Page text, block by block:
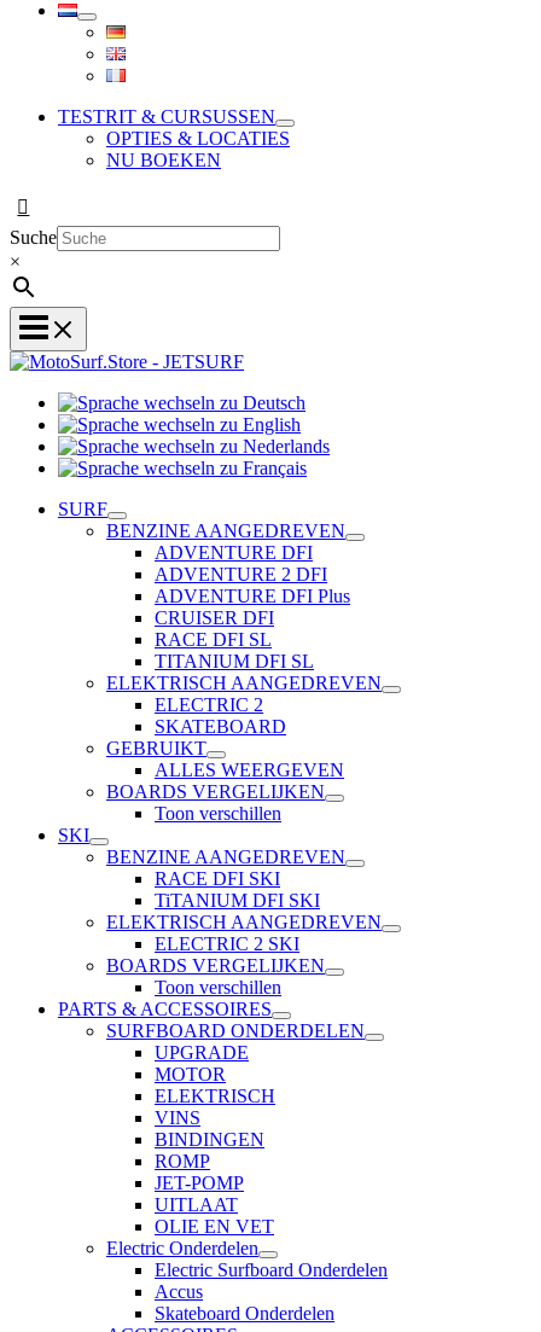
TESTRIT & CURSUSSEN
OPTIES & LOCATIES
NU BOEKEN
Suche
×
zu
Deutsch
wechseln
zu
Sprache
Sprache
Français
SURF
BENZINE AANGEDREVEN
ADVENTURE DFI
ADVENTURE 2 DFI
ADVENTURE DFI Plus
CRUISER DFI
RACE DFI SL
TITANIUM DFI SL
ELEKTRISCH AANGEDREVEN
ELECTRIC 2
SKATEBOARD
GEBRUIKT
ALLES WEERGEVEN
BOARDS VERGELIJKEN
Toon verschillen
SKI
BENZINE AANGEDREVEN
RACE DFI SKI
TiTANIUM DFI SKI
ELEKTRISCH AANGEDREVEN
ELECTRIC 2 SKI
BOARDS VERGELIJKEN
Toon verschillen
PARTS & ACCESSOIRES
SURFBOARD ONDERDELEN
UPGRADE
MOTOR
ELEKTRISCH
VINS
BINDINGEN
ROMP
JET-POMP
UITLAAT
OLIE EN VET
Electric Onderdelen
Electric Surfboard Onderdelen
Accus
Skateboard Onderdelen